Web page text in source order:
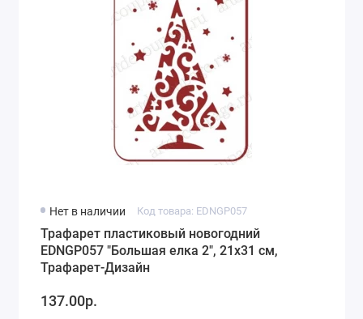
Нет в наличии Код товара: EDNGP057
Трафарет пластиковый новогодний
EDNGP057 "Большая елка 2", 21х31 см,
Трафарет-Дизайн
137.00р.